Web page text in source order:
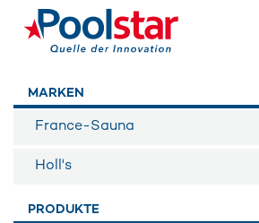
MARKEN
France-Sauna
Holl's
PRODUKTE